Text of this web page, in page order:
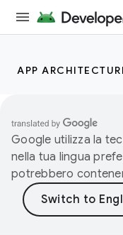
APP
Google utilizza la
nella tua lingua
potrebbero